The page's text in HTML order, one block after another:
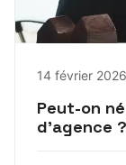
14 février 2026
Peut-on
d’agence ?